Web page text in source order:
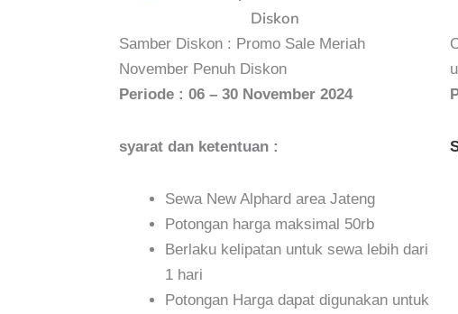
Samber Diskon : Promo Sale Meriah
November Penuh Diskon
Periode : 06 – 30 November 2024
syarat dan ketentuan :
Sewa New Alphard area Jateng
Potongan harga maksimal 50rb
Berlaku kelipatan untuk sewa lebih dari
1 hari
Potongan Harga dapat digunakan untuk